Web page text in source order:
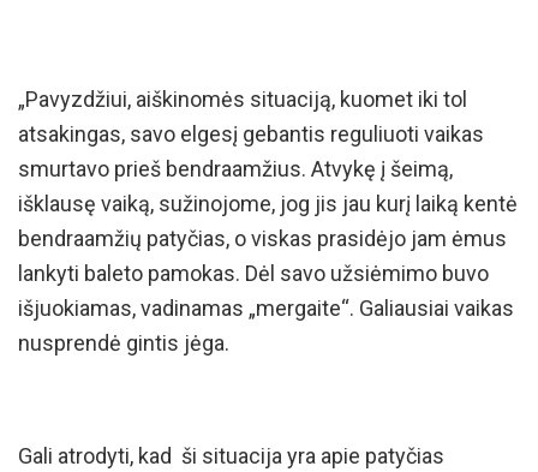
„Pavyzdžiui, aiškinomės situaciją, kuomet iki tol
atsakingas, savo elgesį gebantis reguliuoti vaikas
smurtavo prieš bendraamžius. Atvykę į šeimą,
išklausę vaiką, sužinojome, jog jis jau kurį laiką kentė
bendraamžių patyčias, o viskas prasidėjo jam ėmus
lankyti baleto pamokas. Dėl savo užsiėmimo buvo
išjuokiamas, vadinamas „mergaite“. Galiausiai vaikas
nusprendė gintis jėga.
Gali atrodyti, kad ši situacija yra apie patyčias